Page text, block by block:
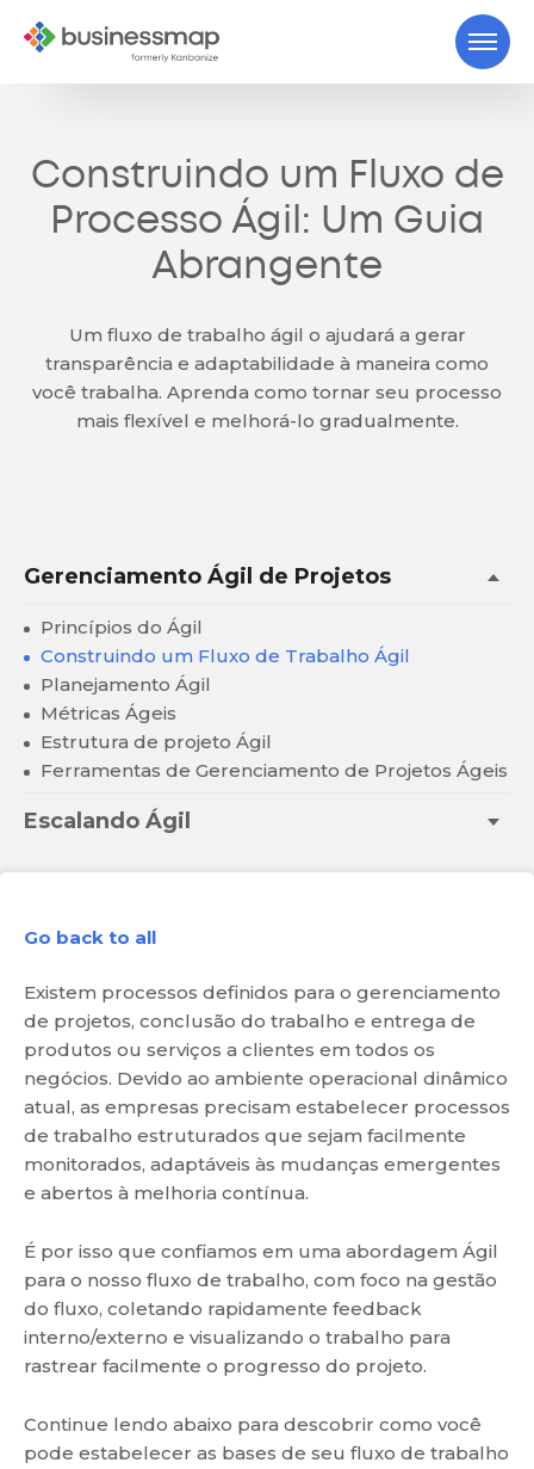
Construindo um Fluxo de
Processo Ágil: Um Guia
Abrangente
Um fluxo de trabalho ágil o ajudará a gerar
transparência e adaptabilidade à maneira como
você trabalha. Aprenda como tornar seu processo
mais flexível e melhorá-lo gradualmente.
Gerenciamento Ágil de Projetos
Princípios do Ágil
Construindo um Fluxo de Trabalho Ágil
Planejamento Ágil
Métricas Ágeis
Estrutura de projeto Ágil
Ferramentas de Gerenciamento de Projetos Ágeis
Escalando Ágil
Go back to all
Existem processos definidos para o gerenciamento
de projetos, conclusão do trabalho e entrega de
produtos ou serviços a clientes em todos os
negócios. Devido ao ambiente operacional dinâmico
atual, as empresas precisam estabelecer processos
de trabalho estruturados que sejam facilmente
monitorados, adaptáveis ​​às mudanças emergentes
e abertos à melhoria contínua.
É por isso que confiamos em uma abordagem Ágil
para o nosso fluxo de trabalho, com foco na gestão
do fluxo, coletando rapidamente feedback
interno/externo e visualizando o trabalho para
rastrear facilmente o progresso do projeto.
Continue lendo abaixo para descobrir como você
pode estabelecer as bases de seu fluxo de trabalho